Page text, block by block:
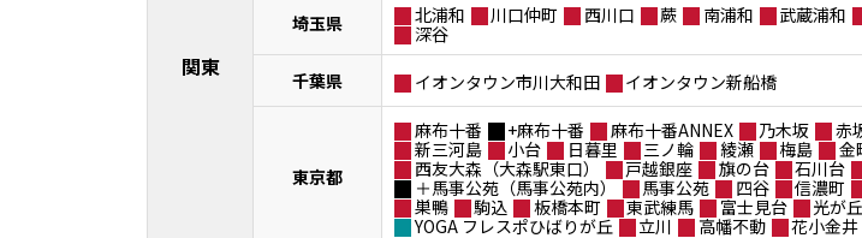
関東
埼玉県 北浦和 川口仲町 西川口 蕨 南浦和 武蔵浦和
深谷
千葉県
イオンタウン市川大和田 イオンタウン新船橋
東京都
麻布十番 +麻布十番 麻布十番ANNEX 乃木坂 赤
新三河島
小台 日暮里 三ノ輪 綾瀬 梅島 金
西友大森（大森駅東口）
戸越銀座 旗の台 石川台
＋馬事公苑（馬事公苑内）
馬事公苑 四谷 信濃町
巣鴨
駒込 板橋本町 東武練馬 富士見台 光が丘
YOGA フレスポひばりが丘
立川 高幡不動 花小金井